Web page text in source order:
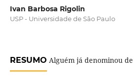
Ivan Barbosa Rigolin
USP - Universidade de São Paulo
RESUMO Alguém já denominou de